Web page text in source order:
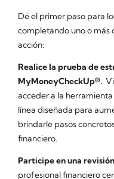
Dé el primer paso para
completando uno o más
acción:
Realice la prueba de
MyMoneyCheckUp®.
acceder a la
línea diseñada para
brindarle pasos
financiero.
Participe en una
profesional financiero